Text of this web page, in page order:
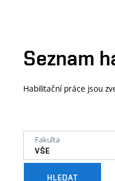
Seznam
Habilitační práce jsou
Fakulta
VŠE
HLEDAT